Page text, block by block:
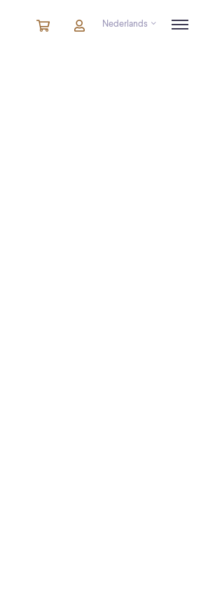
Winkelmandje
artikelenAccountNederlands